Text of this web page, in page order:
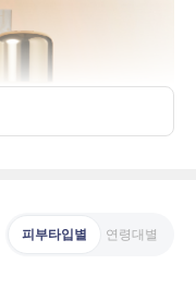
피부타입별 연령대별